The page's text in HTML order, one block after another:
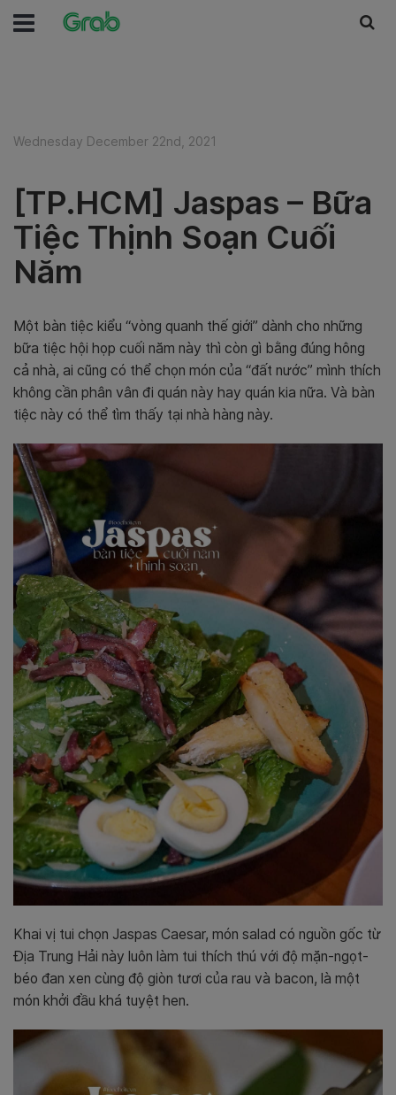
Wednesday December 22nd, 2021
[TP.HCM] Jaspas – Bữa
Tiệc Thịnh Soạn Cuối
Năm
Một bàn tiệc kiểu “vòng quanh thế giới” dành cho những
bữa tiệc hội họp cuối năm này thì còn gì bằng đúng hông
cả nhà, ai cũng có thể chọn món của “đất nước” mình thích
không cần phân vân đi quán này hay quán kia nữa. Và bàn
tiệc này có thể tìm thấy tại nhà hàng này.
Khai vị tui chọn Jaspas Caesar, món salad có nguồn gốc từ
Địa Trung Hải này luôn làm tui thích thú với độ mặn-ngọt-
béo đan xen cùng độ giòn tươi của rau và bacon, là một
món khởi đầu khá tuyệt hen.